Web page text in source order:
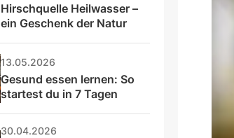
Hirschquelle Heilwasser –
ein Geschenk der Natur
13.05.2026
Gesund essen lernen: So
startest du in 7 Tagen
30.04.2026